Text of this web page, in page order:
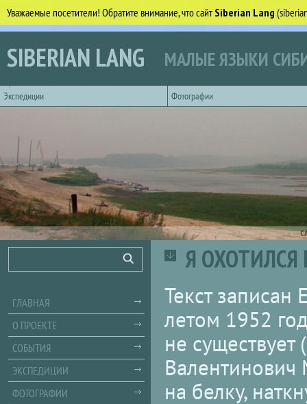
Уважаемые посетители! Обратите внимание, что сайтSiberian Lang
Перейти к основному содержанию
SIBERIAN LANG МАЛЫЕ ЯЗЫКИ
Экспедиции
Фотографии
Я ОХОТИЛСЯ
Текст
летом 1952
не
Валентинович
на белку,
Поиск
ГЛАВНАЯ
О ПРОЕКТЕ
СОБЫТИЯ
ЭКСПЕДИЦИИ
ФОТОГРАФИИ